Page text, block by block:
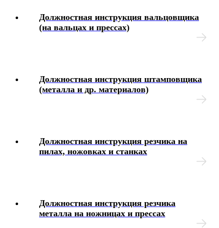
Юридические вопросы
Интерактивные блок-схемы
Должностная инструкция вальцовщика
(на вальцах и прессах)
Должностная инструкция штамповщика
(металла и др. материалов)
Должностная инструкция резчика на
пилах, ножовках и станках
Должностная инструкция резчика
металла на ножницах и прессах